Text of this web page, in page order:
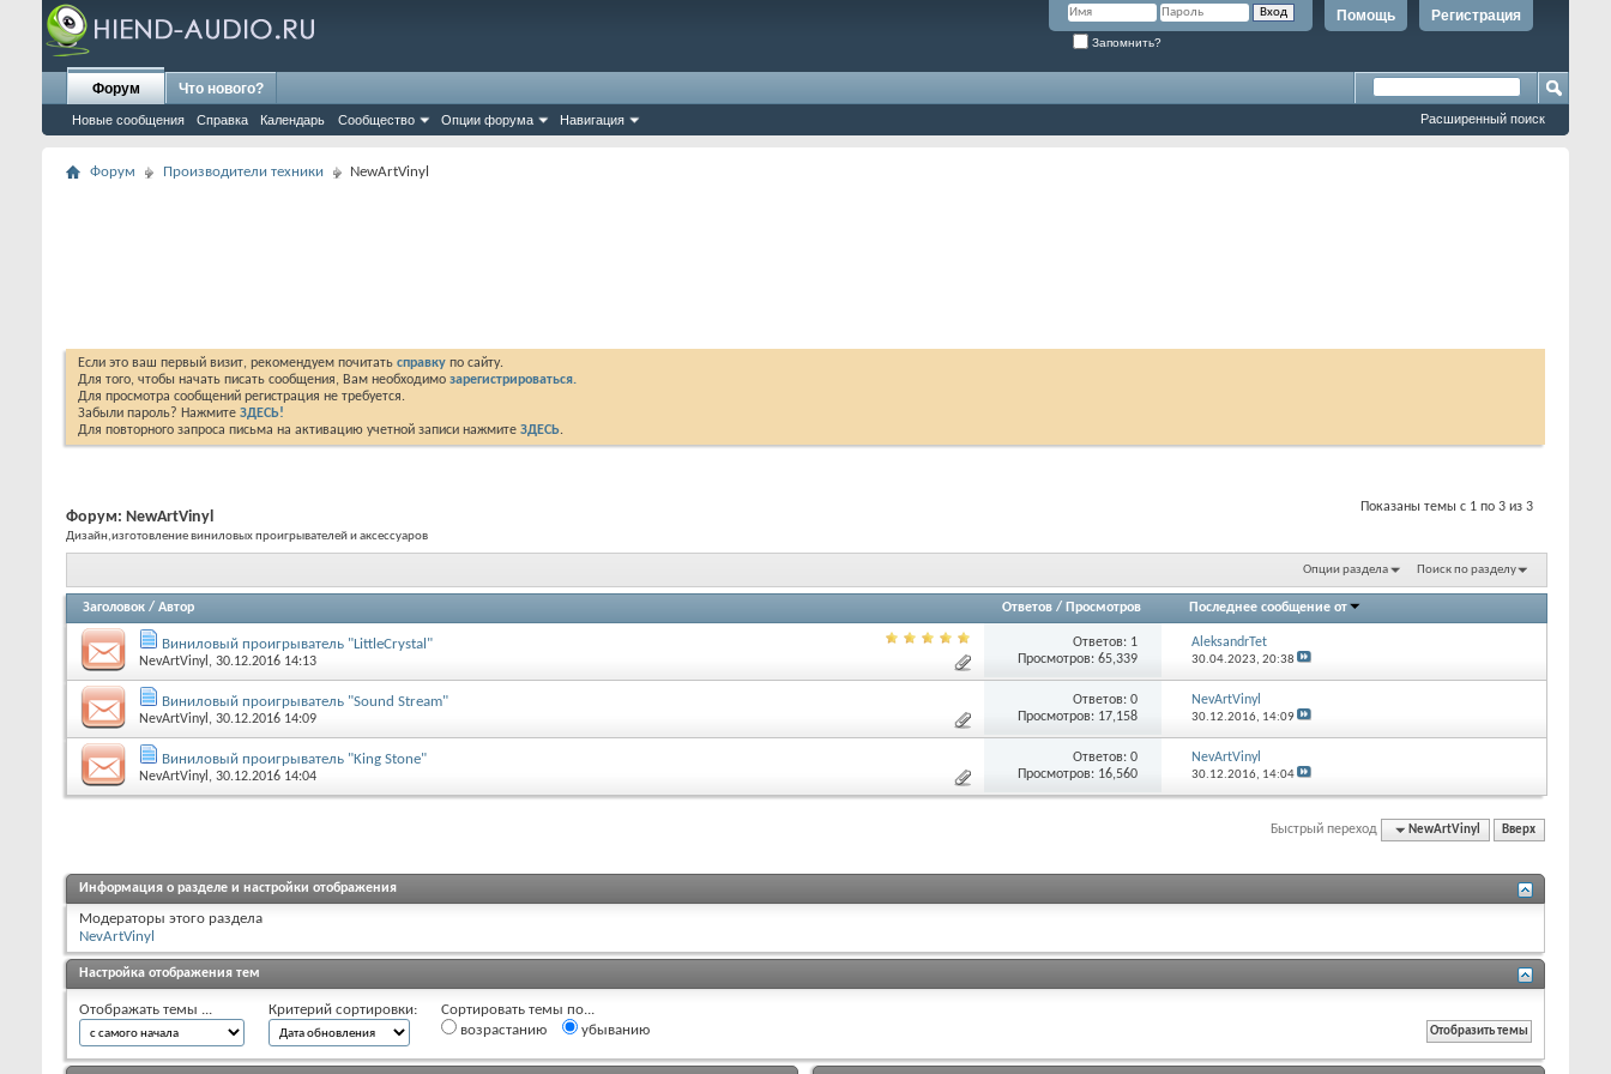
Регистрация
Помощь
Запомнить?
Форум
Новые сообщения Справка Календарь Сообщество Опции форума Навигация
Что нового?
Расширенный поиск
Форум Производители техники NewArtVinyl
Если это ваш первый визит, рекомендуем почитать справку по сайту.
Для того, чтобы начать писать сообщения, Вам необходимо зарегистрироваться.
Для просмотра сообщений регистрация не требуется.
Забыли пароль? Нажмите ЗДЕСЬ!
Для повторного запроса письма на активацию учетной записи нажмите ЗДЕСЬ.
Показаны темы с 1 по 3 из 3
Форум: NewArtVinyl
Дизайн,изготовление виниловых проигрывателей и аксессуаров
Опции раздела Поиск по разделу
Заголовок / Автор Ответов / Просмотров Последнее сообщение от
Виниловый проигрыватель "LittleCrystal"
NevArtVinyl , 30.12.2016 14:13
Ответов: 1
Просмотров: 65,339
AleksandrTet
30.04.2023, 20:38
Виниловый проигрыватель "Sound Stream"
NevArtVinyl , 30.12.2016 14:09
Ответов:0
Просмотров: 17,158
NevArtVinyl
30.12.2016, 14:09
Виниловый проигрыватель "King Stone"
NevArtVinyl , 30.12.2016 14:04
Ответов:0
Просмотров: 16,560
NevArtVinyl
30.12.2016, 14:04
Быстрый переход NewArtVinyl Вверх
Информация о разделе и настройки отображения
Модераторы этого раздела
NevArtVinyl
Настройка отображения тем
Отображать темы ... Критерий сортировки:
Сортировать темы по...
возрастанию
убыванию